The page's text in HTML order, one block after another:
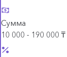
Сумма
10 000 - 190 000 ₸